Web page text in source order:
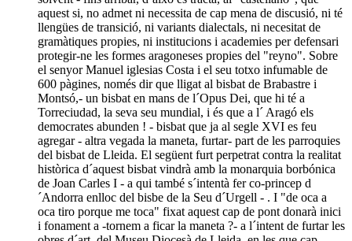
aquest si, no admet ni necessita de cap mena de discusió, ni té
llengües de transició, ni variants dialectals, ni necesitat de
gramàtiques propies, ni institucions i academies per defensari
protegir-ne les formes aragoneses propies del "reyno". Sobre
el senyor Manuel iglesias Costa i el seu totxo infumable de
600 pàgines, només dir que lligat al bisbat de Brabastre i
Montsó,- un bisbat en mans de l´Opus Dei, que hi té a
Torreciudad, la seva seu mundial, i és que a l´ Aragó els
democrates abunden ! - bisbat que ja al segle XVI es feu
agregar - altra vegada la maneta, furtar- part de les parroquies
del bisbat de Lleida. El següent furt perpetrat contra la realitat
històrica d´aquest bisbat vindrà amb la monarquia borbónica
de Joan Carles I - a qui també s´intentà fer co-princep d
´Andorra enlloc del bisbe de la Seu d´Urgell - . I "de oca a
oca tiro porque me toca" fixat aquest cap de pont donarà inici
i fonament a -tornem a ficar la maneta ?- a l´intent de furtar les